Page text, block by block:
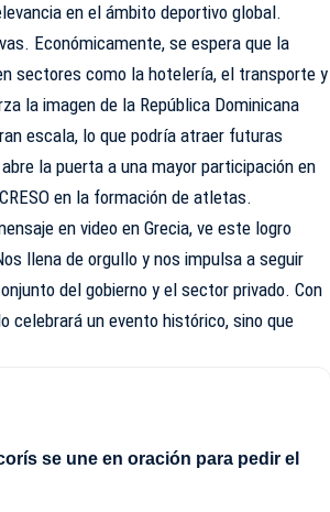
en el ámbito deportivo global.
Económicamente, se espera que la
sectores como la hotelería, el transporte y
la imagen de la República Dominicana
escala, lo que podría atraer futuras
la puerta a una mayor participación en
en la formación de atletas.
en video en Grecia, ve este logro
llena de orgullo y nos impulsa a seguir
del gobierno y el sector privado. Con
celebrará un evento histórico, sino que
se une en oración para pedir el